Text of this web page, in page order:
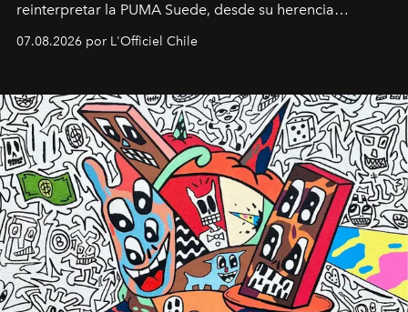
reinterpretar la PUMA Suede, desde su herencia
deportiva hasta una mirada moderna inspirada en el
diseño y el universo outdoor.
07.08.2026 por L'Officiel Chile